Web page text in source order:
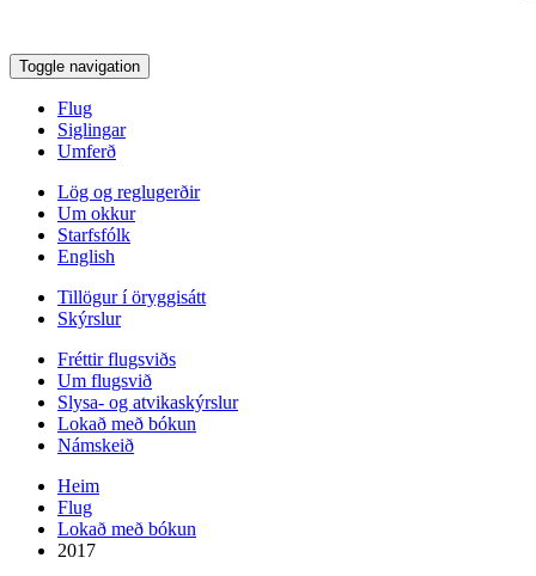
Toggle navigation
Flug
Siglingar
Umferð
Lög og reglugerðir
Um okkur
Starfsfólk
English
Tillögur í öryggisátt
Skýrslur
Fréttir flugsviðs
Um flugsvið
Slysa- og atvikaskýrslur
Lokað með bókun
Námskeið
Heim
Flug
Lokað með bókun
2017